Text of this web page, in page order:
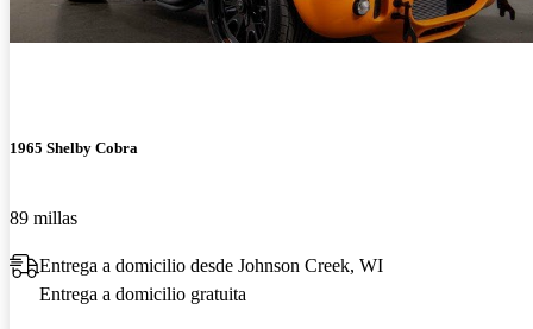
1965 Shelby Cobra
89 millas
Entrega a domicilio desde Johnson Creek, WI
Entrega a domicilio gratuita